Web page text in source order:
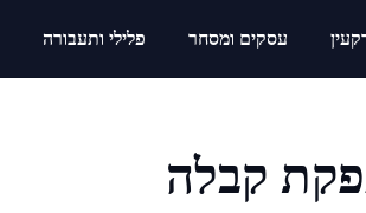
עסקים ומסחר פלילי ותעבורה
קבלה